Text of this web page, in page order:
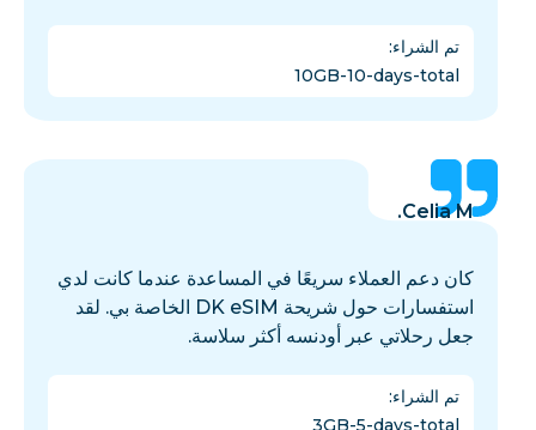
تم الشراء:
10GB-10-days-total
Celia M.
كان دعم العملاء سريعًا في المساعدة عندما كانت لدي
استفسارات حول شريحة DK eSIM الخاصة بي. لقد
جعل رحلاتي عبر أودنسه أكثر سلاسة.
تم الشراء:
3GB-5-days-total